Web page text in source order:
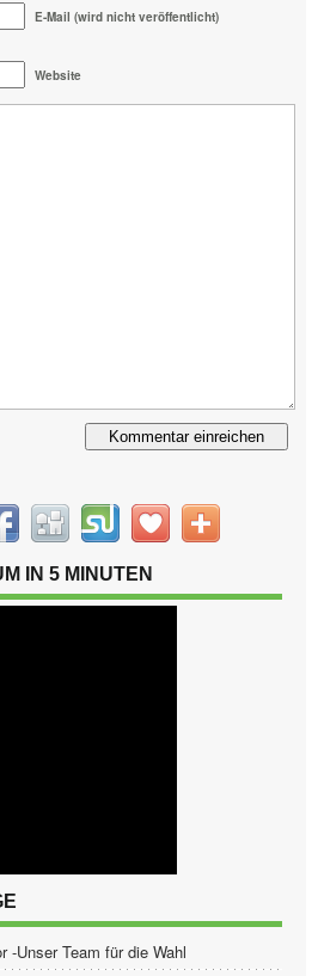
E-Mail (wird nicht veröffentlicht)
Website
IN 5 MINUTEN
-Unser Team für die Wahl